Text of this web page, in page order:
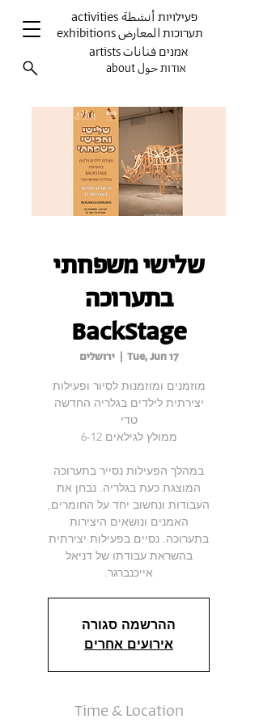
activities פעילויות أنشطة
exhibitions תערוכות المعارض
artists אמנים فنانات
about אודות حول
שלישי משפחתי
בתערוכה
BackStage
Tue, Jun 17
  |
ירושלים
מוזמנים ומוזמנות לסיור ופעילות
יצירתית לילדים בגלריה החדשה
במהלך הפעילות נסייר בתערוכה
המוצגת כעת בגלריה. נבחן את
העבודות ונחשוב יחד על החומרים,
האמנים ונושאים היצירות
בתערוכה. נסיים בפעילות יצירתית
בהשראת עבודתו של דניאל
אייכנברגר.
ההרשמה סגורה
אירועים אחרים
Time & Location